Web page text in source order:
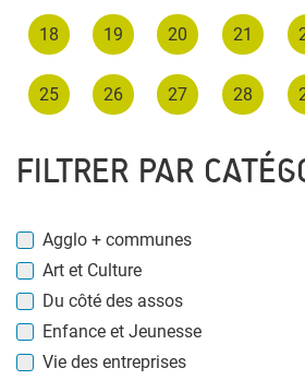
18 19 20 21
25 26 27 28
FILTRER PAR
Agglo + communes
Art et Culture
Du côté des assos
Enfance et Jeunesse
Vie des entreprises